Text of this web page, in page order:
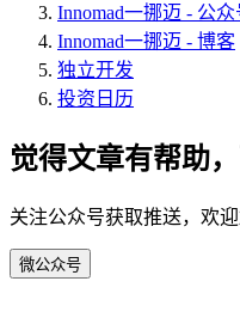
Innomad一挪迈 - 公众
Innomad一挪迈 - 博客
独立开发
投资日历
觉得文章有帮助
关注公众号获取推送，欢
微公众号